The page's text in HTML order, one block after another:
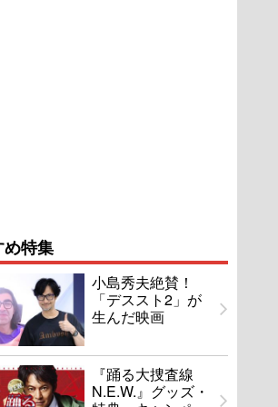
特集
小島秀夫絶賛！
「デススト2」が
生んだ映画
『踊る大捜査線
N.E.W.』グッズ・